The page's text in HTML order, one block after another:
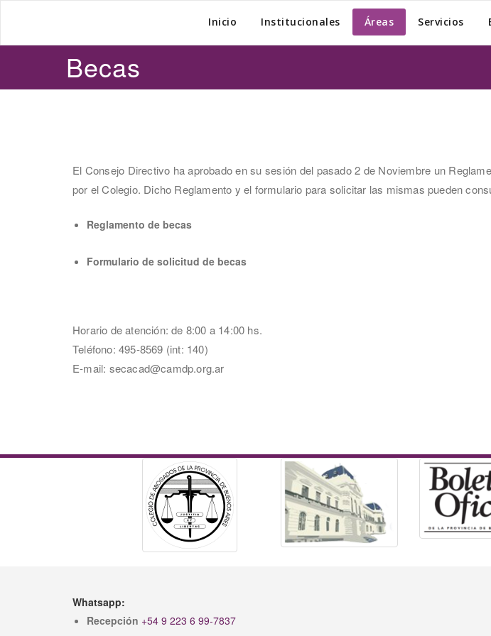
Inicio Institucionales Áreas Servicios
Becas
El Consejo Directivo ha aprobado en su sesión del pasado 2 de Noviembre un
por el Colegio. Dicho Reglamento y el formulario para solicitar las mismas pueden
Reglamento de becas
Formulario de solicitud de becas
Horario de atención: de 8:00 a 14:00 hs.
Teléfono: 495-8569 (int: 140)
E-mail: secacad@camdp.org.ar
Whatsapp:
Recepción +54 9 223 6 99-7837